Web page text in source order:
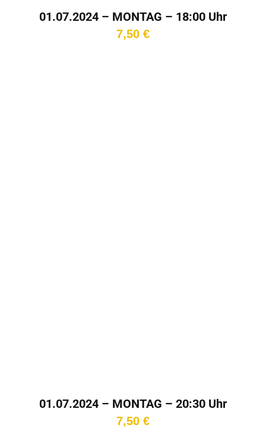
01.07.2024 – MONTAG – 18:00 Uhr
7,50 €
01.07.2024 – MONTAG – 20:30 Uhr
7,50 €